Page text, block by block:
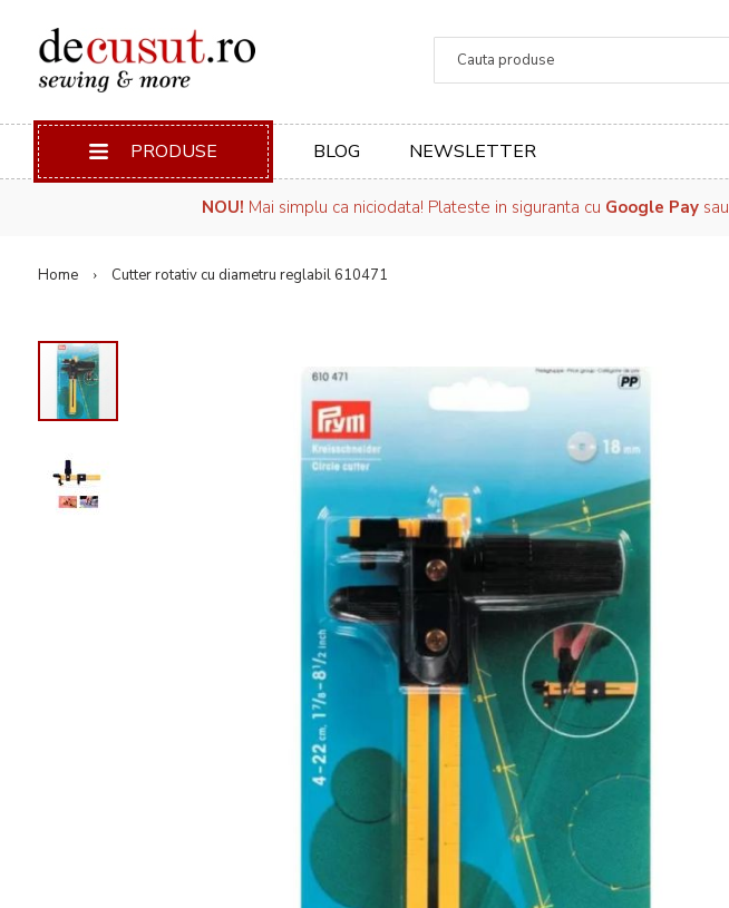
PRODUSE BLOG NEWSLETTER
NOU! Mai simplu ca niciodata! Plateste in siguranta cu Google Paysau
Home Cutter rotativ cu diametru reglabil 610471